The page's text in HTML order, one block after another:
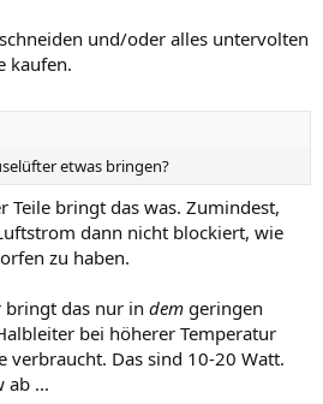
und/oder alles untervolten
kaufen.
etwas bringen?
Teile bringt das was. Zumindest,
dann nicht blockiert, wie
zu haben.
bringt das nur in dem geringen
bei höherer Temperatur
verbraucht. Das sind 10-20 Watt.
ab ...